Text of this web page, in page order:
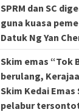
SPRM dan SC
guna kuasa
Datuk Ng Yan
Skim emas “Tok
berulang,
Skim Kedai
pelabur